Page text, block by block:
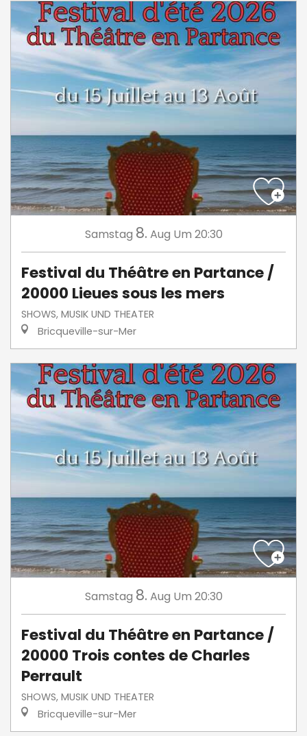
Samstag 8. Aug Um 20:30
Festival du Théâtre en Partance /
20000 Lieues sous les mers
SHOWS, MUSIK UND THEATER
Bricqueville-sur-Mer
Samstag 8. Aug Um 20:30
Festival du Théâtre en Partance /
20000 Trois contes de Charles
Perrault
SHOWS, MUSIK UND THEATER
Bricqueville-sur-Mer